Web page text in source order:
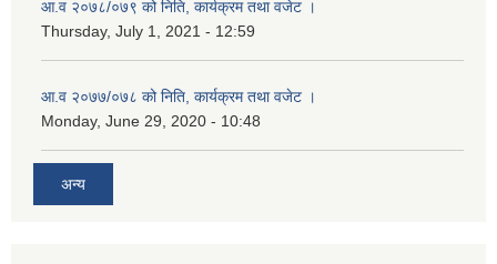
आ.व २०७८/०७९ को निति, कार्यक्रम तथा वजेट ।
Thursday, July 1, 2021 - 12:59
आ.व २०७७/०७८ को निति, कार्यक्रम तथा वजेट ।
Monday, June 29, 2020 - 10:48
अन्य